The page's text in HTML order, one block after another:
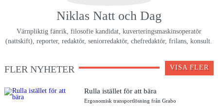
Niklas Natt och Dag
Värnpliktig fänrik, filosofie kandidat, kuverteringsmaskinsoperatör
(nattskift), reporter, redaktör, seniorredaktör, chefredaktör, frilans, konsult.
FLER NYHETER VISA FLER
Rulla istället för att bära
Ergonomisk transportlösning från Grabo